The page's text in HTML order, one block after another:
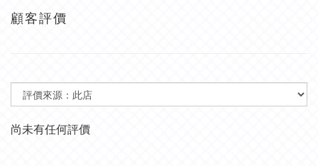
顧客評價
尚未有任何評價